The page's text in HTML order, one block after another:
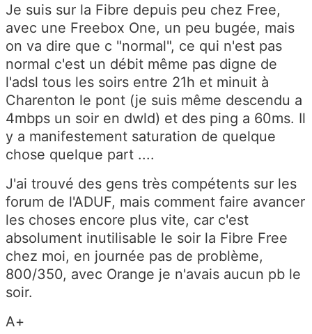
Je suis sur la Fibre depuis peu chez Free,
avec une Freebox One, un peu bugée, mais
on va dire que c "normal", ce qui n'est pas
normal c'est un débit même pas digne de
l'adsl tous les soirs entre 21h et minuit à
Charenton le pont (je suis même descendu a
4mbps un soir en dwld) et des ping a 60ms. Il
y a manifestement saturation de quelque
chose quelque part ....
J'ai trouvé des gens très compétents sur les
forum de l'ADUF, mais comment faire avancer
les choses encore plus vite, car c'est
absolument inutilisable le soir la Fibre Free
chez moi, en journée pas de problème,
800/350, avec Orange je n'avais aucun pb le
soir.
A+